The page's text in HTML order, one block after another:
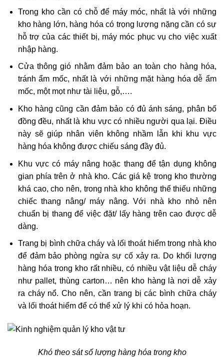
Trong kho cần có chỗ để máy móc, nhất là với những
kho hàng lớn, hàng hóa có trọng lượng nặng cần có sự
hỗ trợ của các thiết bị, máy móc phục vụ cho việc xuất
nhập hàng.
Cửa thông gió nhằm đảm bảo an toàn cho hàng hóa,
tránh ẩm mốc, nhất là với những mặt hàng hóa dễ ẩm
mốc, một mọt như tài liệu, gỗ,….
Kho hàng cũng cần đảm bảo có đủ ánh sáng, phân bố
đồng đều, nhất là khu vực có nhiều người qua lại. Điều
này sẽ giúp nhân viên không nhầm lẫn khi khu vực
hàng hóa không được chiếu sáng đầy đủ.
Khu vực có máy nâng hoặc thang để tận dụng không
gian phía trên ở nhà kho. Các giá kệ trong kho thường
khá cao, cho nên, trong nhà kho không thể thiếu những
chiếc thang nâng/ máy nâng. Với nhà kho nhỏ nên
chuẩn bị thang để việc đặt/ lấy hàng trên cao được dễ
dàng.
Trang bị bình chữa cháy và lối thoát hiểm trong nhà kho
để đảm bảo phòng ngừa sự cố xảy ra. Do khối lượng
hàng hóa trong kho rất nhiều, có nhiều vật liệu dễ cháy
như pallet, thùng carton… nên kho hàng là nơi dễ xảy
ra cháy nổ. Cho nên, cần trang bị các bình chữa cháy
và lối thoát hiểm để có thể xử lý khi có hỏa hoạn.
Khó theo sát số lượng hàng hóa trong kho